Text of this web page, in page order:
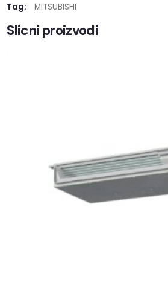
Tag:
MITSUBISHI
Slicni proizvodi